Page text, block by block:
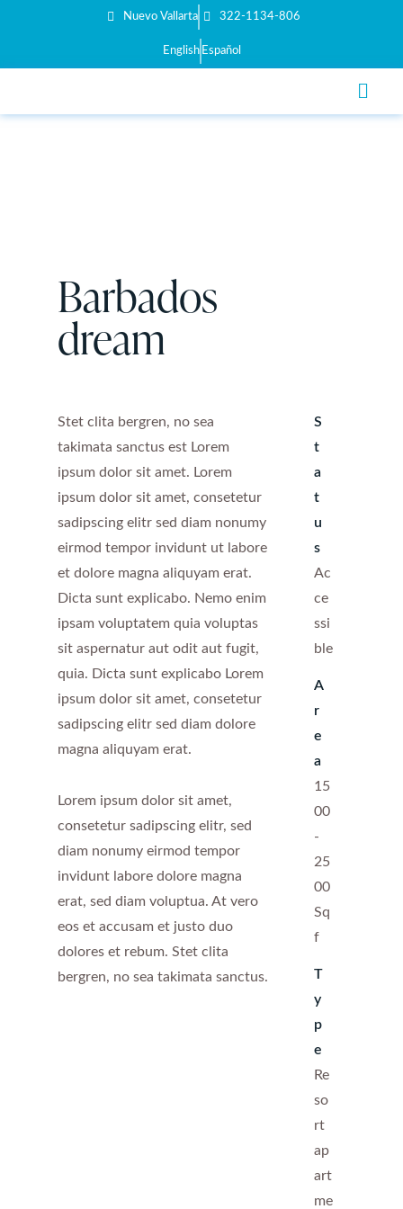
Nuevo Vallarta 322-1134-806
English Español
Barbados
dream
Stet clita bergren, no sea
takimata sanctus est Lorem
ipsum dolor sit amet. Lorem
ipsum dolor sit amet, consetetur
sadipscing elitr sed diam nonumy
eirmod tempor invidunt ut labore
et dolore magna aliquyam erat.
Dicta sunt explicabo. Nemo enim
ipsam voluptatem quia voluptas
sit aspernatur aut odit aut fugit,
quia. Dicta sunt explicabo Lorem
ipsum dolor sit amet, consetetur
sadipscing elitr sed diam dolore
magna aliquyam erat.
Lorem ipsum dolor sit amet,
consetetur sadipscing elitr, sed
diam nonumy eirmod tempor
invidunt labore dolore magna
erat, sed diam voluptua. At vero
eos et accusam et justo duo
dolores et rebum. Stet clita
bergren, no sea takimata sanctus.
S
t
a
t
u
s
Ac
ce
ssi
ble
A
r
e
a
15
00
-
25
00
Sq
f
T
y
p
e
Re
so
rt
ap
art
me